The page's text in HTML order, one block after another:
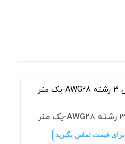
برای قیمت تماس بگیرید